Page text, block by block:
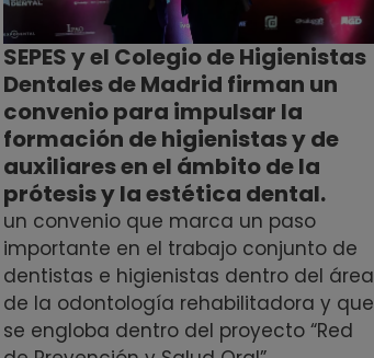
SEPES y el Colegio de Higienistas
Dentales de Madrid firman un
convenio para impulsar la
formación de higienistas y de
auxiliares en el ámbito de la
prótesis y la estética dental.
un convenio que marca un paso
importante en el trabajo conjunto de
dentistas e higienistas dentro del área
de la odontología rehabilitadora y que
se engloba dentro del proyecto “Red